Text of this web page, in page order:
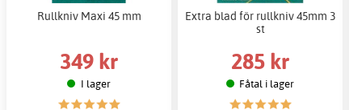
Rullkniv Maxi 45 mm
349 kr
I lager
Extra blad för rullkniv 45mm 3
st
285 kr
Fåtal i lager